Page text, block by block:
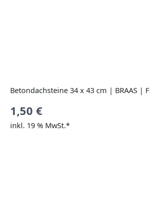
Betondachsteine 34 x 43 cm | BRAAS |
1,50 €
inkl. 19 % MwSt.*